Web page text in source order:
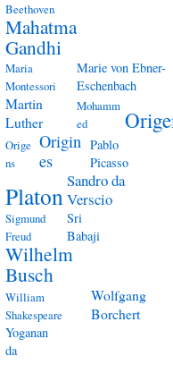
Beethoven
Mahatma
Gandhi
Maria
Montessori
Marie von Ebner-
Eschenbach
Martin
Luther
Mohamm
ed
Orige
ns
Origin
es
Pablo
Picasso
Platon
Sandro da
Verscio
Sigmund
Freud
Sri
Babaji
Wilhelm
Busch
William
Shakespeare
Wolfgang
Borchert
Yoganan
da